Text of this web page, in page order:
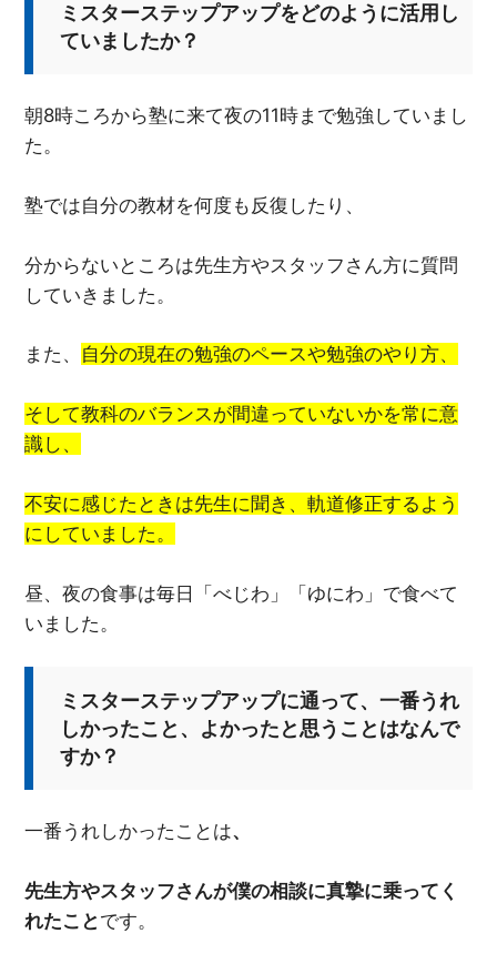
ミスターステップアップをどのように活用し
ていましたか？
朝8時ころから塾に来て夜の11時まで勉強していまし
た。
塾では自分の教材を何度も反復したり、
分からないところは先生方やスタッフさん方に質問
していきました。
また、 自分の現在の勉強のペースや勉強のやり方、
そして教科のバランスが間違っていないかを常に意
識し、
不安に感じたときは先生に聞き、軌道修正するよう
にしていました。
昼、夜の食事は毎日「べじわ」「ゆにわ」で食べて
いました。
ミスターステップアップに通って、一番うれ
しかったこと、よかったと思うことはなんで
すか？
一番うれしかったことは、
先生方やスタッフさんが僕の相談に真摯に乗ってく
れたこと です。